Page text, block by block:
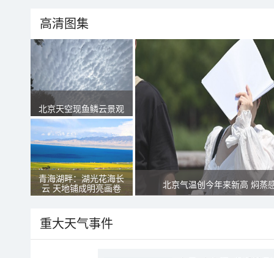
高清图集
北京天空现鱼鳞云景观
青海湖畔：湖光花海长
云 天地铺成明亮画卷
北京气温创今年来新高 焖蒸
重大天气事件